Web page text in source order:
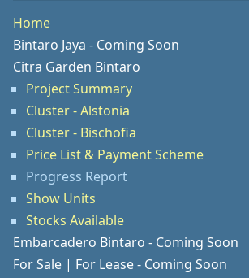
Home
Bintaro Jaya - Coming Soon
Citra Garden Bintaro
Project Summary
Cluster - Alstonia
Cluster - Bischofia
Price List & Payment Scheme
Progress Report
Show Units
Stocks Available
Embarcadero Bintaro - Coming Soon
For Sale | For Lease - Coming Soon